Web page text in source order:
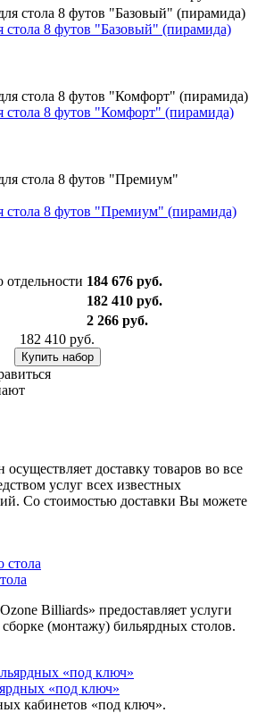
стола 8 футов "Базовый" (пирамида)
стола 8 футов "Комфорт" (пирамида)
стола 8 футов "Премиум" (пирамида)
отдельности 184 676 руб.
182 410 руб.
2 266 руб.
182 410 руб.
Купить набор
доставку товаров во все
услуг всех известных
Со стоимостью доставки Вы можете
Billiards» предоставляет услуги
(монтажу) бильярдных столов.
«под ключ»
кабинетов «под ключ».